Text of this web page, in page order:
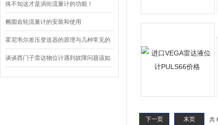
殊不知这才是涡街流量计的功能！
椭圆齿轮流量计的安装和使用
霍尼韦尔差压变送器的原理与几种常见的
故障检测方法！
谈谈西门子雷达物位计遇到故障问题该如
何解决呢？
共
下一页 末页